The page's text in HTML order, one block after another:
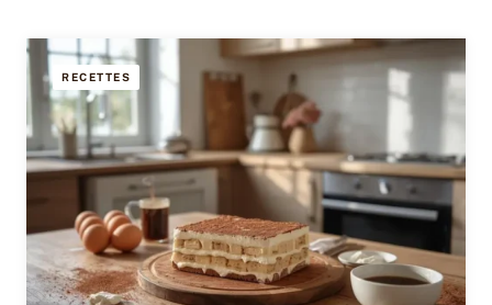
RECETTES